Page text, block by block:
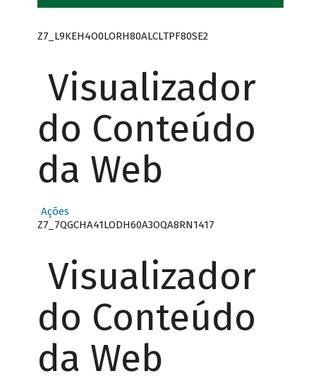
Z7_L9KEH4O0LORH80ALCLTPF80SE2
Visualizador
do Conteúdo
da Web
Ações
Z7_7QGCHA41LODH60A3OQA8RN1417
Visualizador
do Conteúdo
da Web